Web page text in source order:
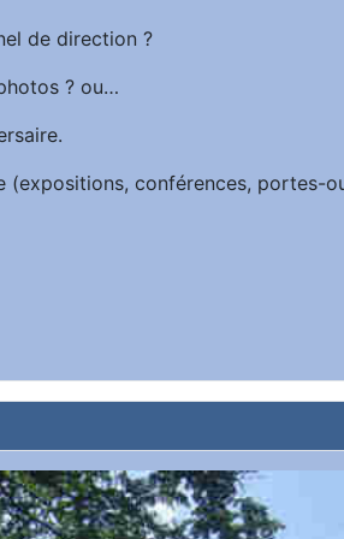
de direction ?
? ou…
(expositions, conférences, portes-